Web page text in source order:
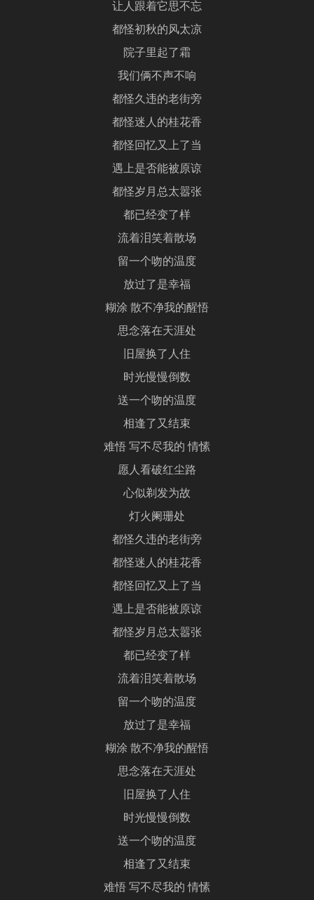
让人跟着它思不忘
都怪初秋的风太凉
院子里起了霜
我们俩不声不响
都怪久违的老街旁
都怪迷人的桂花香
都怪回忆又上了当
遇上是否能被原谅
都怪岁月总太嚣张
都已经变了样
流着泪笑着散场
留一个吻的温度
放过了是幸福
糊涂 散不净我的醒悟
思念落在天涯处
旧屋换了人住
时光慢慢倒数
送一个吻的温度
相逢了又结束
难悟 写不尽我的 情愫
愿人看破红尘路
心似剃发为故
灯火阑珊处
都怪久违的老街旁
都怪迷人的桂花香
都怪回忆又上了当
遇上是否能被原谅
都怪岁月总太嚣张
都已经变了样
流着泪笑着散场
留一个吻的温度
放过了是幸福
糊涂 散不净我的醒悟
思念落在天涯处
旧屋换了人住
时光慢慢倒数
送一个吻的温度
相逢了又结束
难悟 写不尽我的 情愫